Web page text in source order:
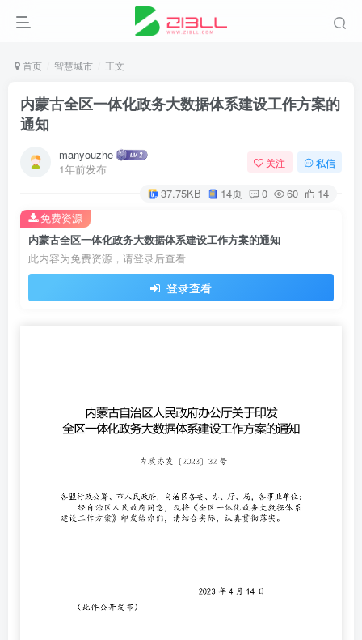
首页 智慧城市 正文
内蒙古全区一体化政务大数据体系建设工作方案的
通知
manyouzhe
1年前发布
关注 私信
37.75KB 14页 0 60 14
内蒙古全区一体化政务大数据体系建设工作方案的通知
此内容为免费资源，请登录后查看
登录查看
免费资源